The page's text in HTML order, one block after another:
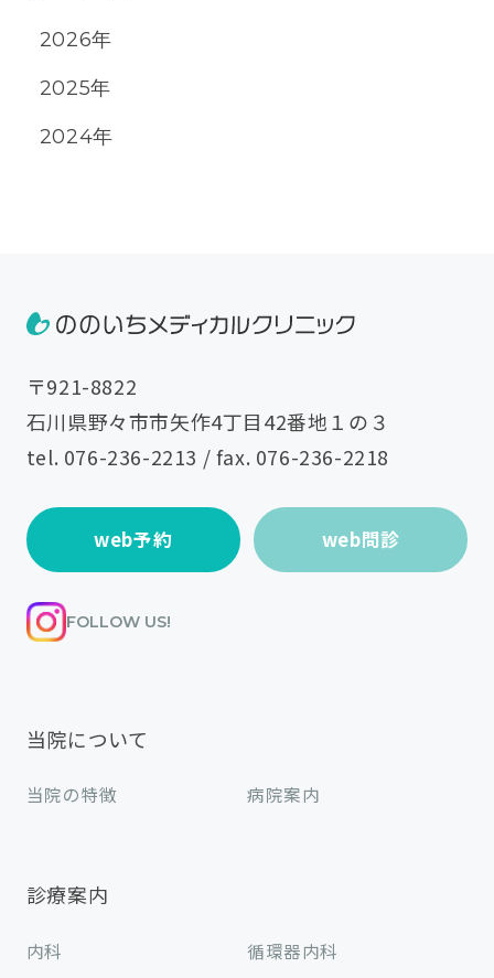
2026年
2025年
2024年
〒921-8822
石川県野々市市矢作4丁目42番地１の３
tel. 076-236-2213 / fax. 076-236-2218
web予約 web問診
FOLLOW US!
当院について
当院の特徴 病院案内
診療案内
内科 循環器内科